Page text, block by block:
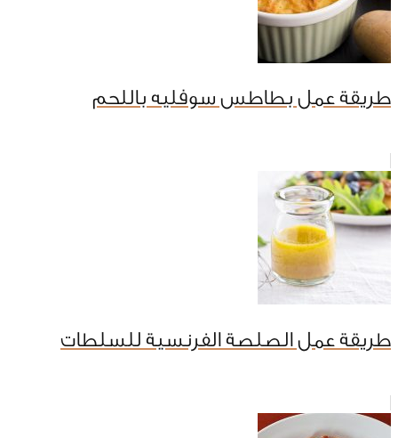
طريقة عمل بطاطس سوفليه باللحم
طريقة عمل الصلصة الفرنسية للسلطات